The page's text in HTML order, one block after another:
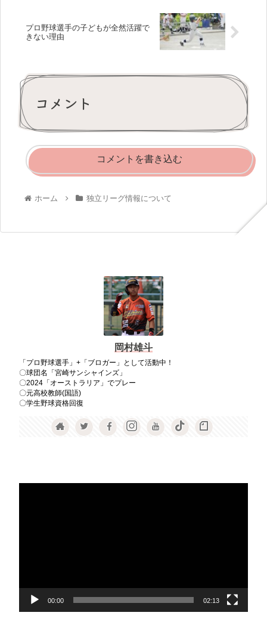
プロ野球選手の子どもが全然活躍で
きない理由
コメント
コメントを書き込む
ホーム 独立リーグ情報について
岡村雄斗
「プロ野球選手」+「ブロガー」として活動中！
〇球団名「宮崎サンシャインズ」
〇2024「オーストラリア」でプレー
〇元高校教師(国語)
〇学生野球資格回復
ー
00:00 02:13